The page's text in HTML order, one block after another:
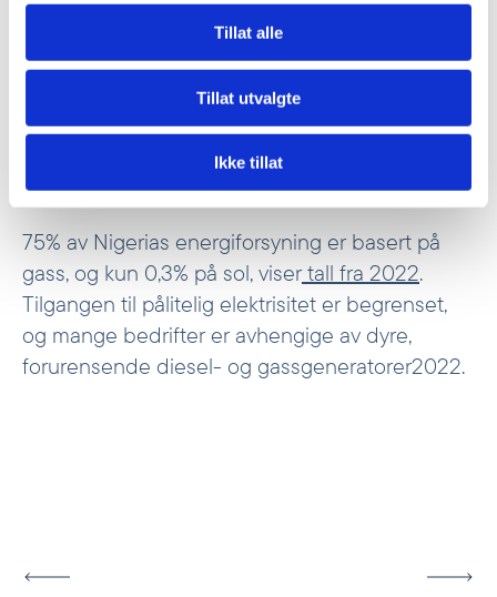
Tillat alle
Tillat utvalgte
Ikke tillat
speaking from SVP, Norfund
75% av Nigerias energiforsyning er basert på
gass, og kun 0,3% på sol, visertall fra 2022.
Tilgangen til pålitelig elektrisitet er begrenset,
og mange bedrifter er avhengige av dyre,
forurensende diesel- og gassgeneratorer2022.